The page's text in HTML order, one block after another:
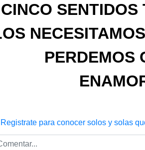
CINCO SENTIDOS
PERDEMOS
Registrate para conocer solos y solas